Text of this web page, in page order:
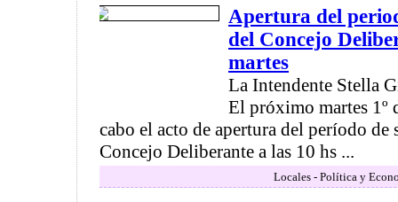
Apertura del
del Concejo
martes
La Intendente Stella
El próximo martes 1º
cabo el acto de apertura del período de
Concejo Deliberante a las 10 hs ...
Locales - Política y